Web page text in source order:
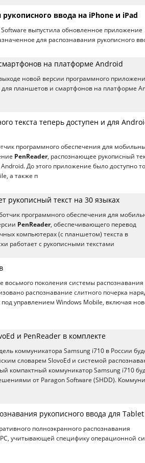
ввода на iPhone и iPad
выпустила обновленное приложение
для распознавания рукописного
на платформе Android
новой версии программного
планшетов и смартфонов на платформе
текста теперь доступен и для
программного обеспечения для
PenReader, распознающее рукописный
До этого приложение было доступно
а также п
рукописный текст на 30 языках
программного обеспечения для
PenReader, обеспечивающего перевод
компьютерах (с планшетом) текста в
работает с рукописными текстами
восьмого поколения системы распознавания
распознавание слитного почерка
под управлением Windows Mobile, включая
и PenReader в комплекте
коммуникатора Samsung i710 в России
словарем SlovoEd и системой
компактный коммуникатор Samsung i710
от Paragon Software (SHDD).
рукописного ввода для Tablet
полноэкранного распознавания
учитывающей специфику операционной